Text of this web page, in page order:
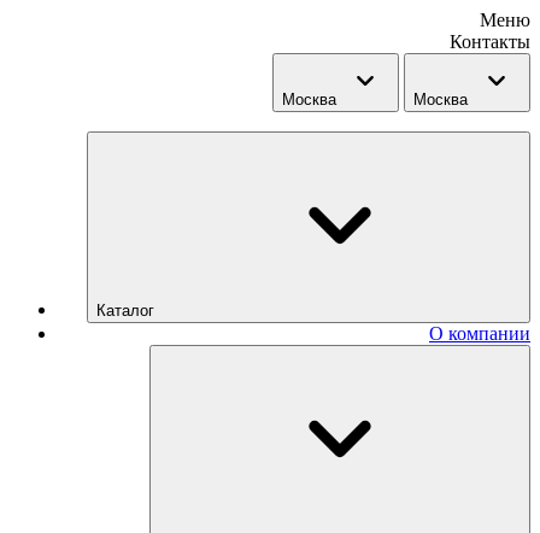
Меню
Контакты
Москва Москва
Каталог
О компании